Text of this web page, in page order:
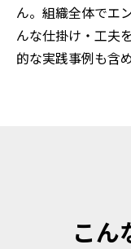
ん。組織全体でエ
んな仕掛け・工夫
的な実践事例も含
こん